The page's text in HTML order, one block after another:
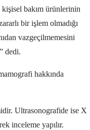
bakım ürünlerinin
bir işlem olmadığı
vazgeçilmemesini
dedi.
hakkında
Ultrasonografide ise X
inceleme yapılır.